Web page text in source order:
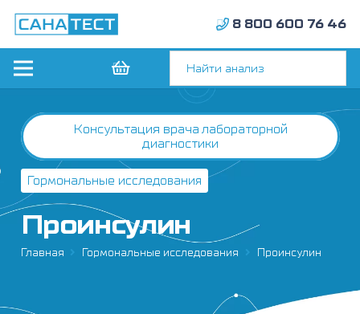
8 800 600 76 46
Консультация врача лабораторной
диагностики
Гормональные исследования
Проинсулин
Главная Гормональные исследования Проинсулин